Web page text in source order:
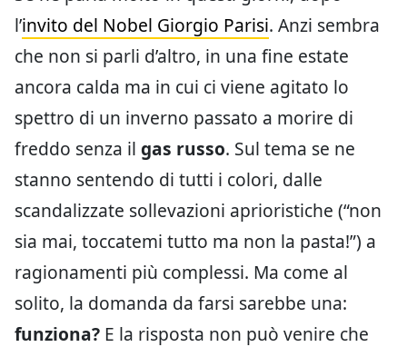
l’invito del Nobel Giorgio Parisi. Anzi sembra
che non si parli d’altro, in una fine estate
ancora calda ma in cui ci viene agitato lo
spettro di un inverno passato a morire di
freddo senza il gas russo. Sul tema se ne
stanno sentendo di tutti i colori, dalle
scandalizzate sollevazioni aprioristiche (“non
sia mai, toccatemi tutto ma non la pasta!”) a
ragionamenti più complessi. Ma come al
solito, la domanda da farsi sarebbe una:
funziona? E la risposta non può venire che